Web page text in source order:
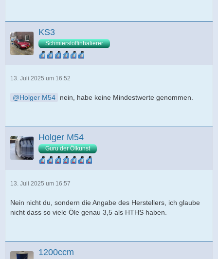
KS3
Schmierstoffinhalierer
13. Juli 2025 um 16:52
Holger M54 nein, habe keine Mindestwerte genommen.
Holger M54
Guru der Ölkunst
13. Juli 2025 um 16:57
Nein nicht du, sondern die Angabe des Herstellers, ich glaube
nicht dass so viele Öle genau 3,5 als HTHS haben.
1200ccm